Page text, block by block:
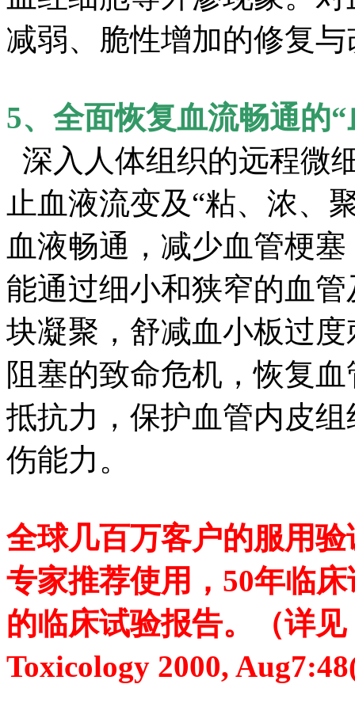
减弱、脆性增加的修复
5、全面恢复血流畅通的
深入人体组织的远程微
止血液流变及“粘、浓、
血液畅通，减少血管梗
能通过细小和狭窄的血
块凝聚，舒减血小板过
阻塞的致命危机，恢复
抵抗力，保护血管内皮
伤能力。
全球几百万客户的服用
专家推荐使用，50年临
的临床试验报告。（详
Toxicology 2000,